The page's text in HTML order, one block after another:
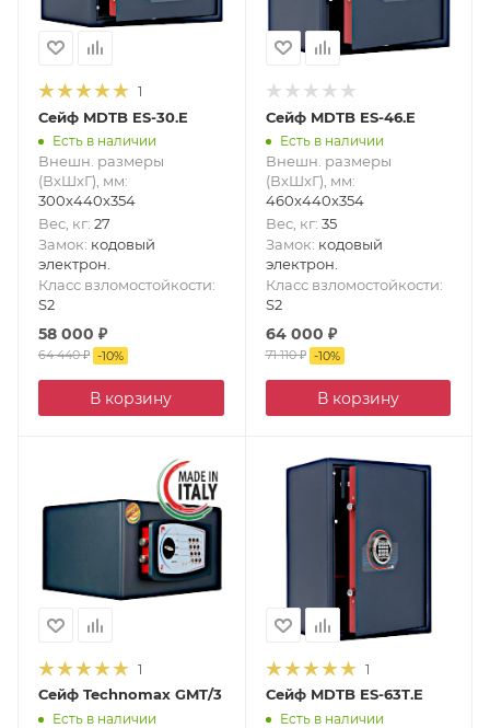
1
Сейф MDTB ES-30.E
Есть в наличии
Внешн. размеры
(ВxШxГ), мм:
300x440x354
Вес, кг: 27
Замок: кодовый
электрон.
Класс взломостойкости:
S2
58 000 ₽
64 440₽ -10%
В корзину
Сейф MDTB ES-46.E
Есть в наличии
Внешн. размеры
(ВxШxГ), мм:
460x440x354
Вес, кг: 35
Замок: кодовый
электрон.
Класс взломостойкости:
S2
64 000 ₽
71 110₽ -10%
В корзину
1
Сейф Technomax GMT/3
Есть в наличии
1
Сейф MDTB ES-63T.E
Есть в наличии